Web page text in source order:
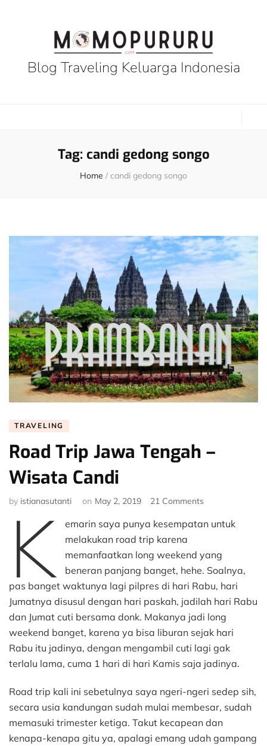
Blog Traveling Keluarga Indonesia
Tag: candi gedong songo
Home / candi gedong songo
TRAVELING
Road Trip Jawa Tengah –
Wisata Candi
by istianasutanti on May 2, 2019 21 Comments
Trip
Tengah
Wisata
Candi
K
emarin saya punya kesempatan untuk
melakukan road trip karena
memanfaatkan long weekend yang
beneran panjang banget, hehe. Soalnya,
pas banget waktunya lagi pilpres di hari Rabu, hari
Jumatnya disusul dengan hari paskah, jadilah hari Rabu
dan Jumat cuti bersama donk. Makanya jadi long
weekend banget, karena ya bisa liburan sejak hari
Rabu itu jadinya, dengan mengambil cuti lagi gak
terlalu lama, cuma 1 hari di hari Kamis saja jadinya.
Road trip kali ini sebetulnya saya ngeri-ngeri sedep sih,
secara usia kandungan sudah mulai membesar, sudah
memasuki trimester ketiga. Takut kecapean dan
kenapa-kenapa gitu ya, apalagi emang udah gampang